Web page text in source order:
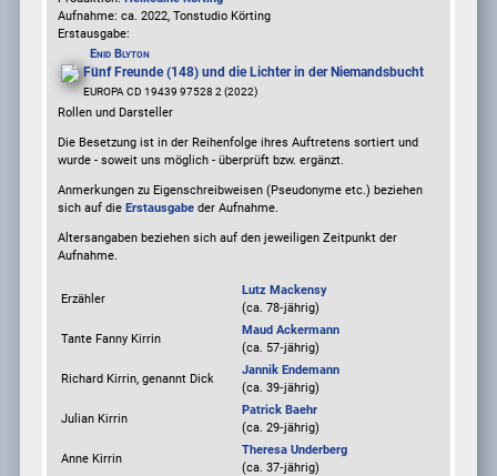
Aufnahme: ca. 2022, Tonstudio Körting
Erstausgabe:
Enid Blyton
Fünf Freunde (148) und die Lichter in der Niemandsbucht
EUROPA CD 19439 97528 2 (2022)
Rollen und Darsteller
Die Besetzung ist in der Reihenfolge ihres Auftretens sortiert und
wurde - soweit uns möglich - überprüft bzw. ergänzt.
Anmerkungen zu Eigenschreibweisen (Pseudonyme etc.) beziehen
sich auf die Erstausgabeder Aufnahme.
Altersangaben beziehen sich auf den jeweiligen Zeitpunkt der
Aufnahme.
Erzähler
Lutz Mackensy
(ca. 78‑jährig)
Tante Fanny Kirrin
Maud Ackermann
(ca. 57‑jährig)
Richard Kirrin, genannt Dick
Jannik Endemann
(ca. 39‑jährig)
Julian Kirrin
Patrick Baehr
(ca. 29‑jährig)
Anne Kirrin
Theresa Underberg
(ca. 37‑jährig)